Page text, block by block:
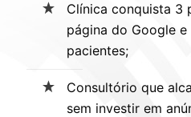
Clínica conquista 3
página do Google
pacientes;
Consultório que
sem investir em